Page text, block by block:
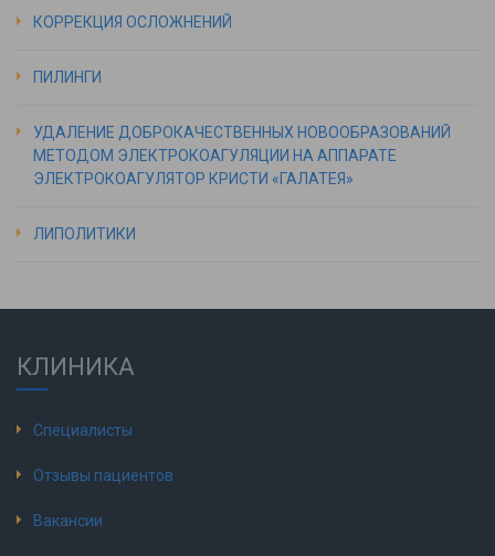
КОРРЕКЦИЯ ОСЛОЖНЕНИЙ
ПИЛИНГИ
УДАЛЕНИЕ ДОБРОКАЧЕСТВЕННЫХ НОВООБРАЗОВАНИЙ
МЕТОДОМ ЭЛЕКТРОКОАГУЛЯЦИИ НА АППАРАТЕ
ЭЛЕКТРОКОАГУЛЯТОР КРИСТИ «ГАЛАТЕЯ»
ЛИПОЛИТИКИ
КЛИНИКА
Специалисты
Отзывы пациентов
Вакансии